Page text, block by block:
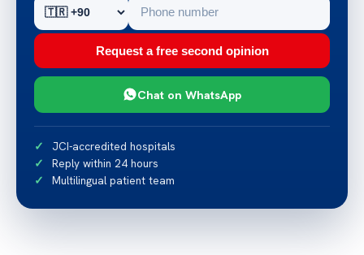
Request a free second opinion
Chat on WhatsApp
JCI-accredited hospitals
Reply within 24 hours
Multilingual patient team